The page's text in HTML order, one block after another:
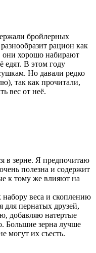
бройлерных
рацион как
они хорошо набирают
едят. В этом году
Но давали редко
так как прочитали,
вес от неё.
в зерне. Я предпочитаю
полезна и содержит
к тому же влияют на
веса и скоплению
пернатых друзей,
добавляю натертые
Большие зерна лучше
могут их съесть.